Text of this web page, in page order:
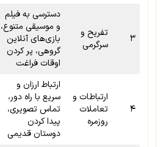
۳
تفریح و
سرگرمی
دسترسی به فیلم
و موسیقی متنوع،
بازی‌های آنلاین
گروهی، پر کردن
اوقات فراغت
۴
ارتباطات و
تعاملات
روزمره
ارتباط ارزان و
سریع با راه دور،
تماس تصویری،
پیدا کردن
دوستان قدیمی